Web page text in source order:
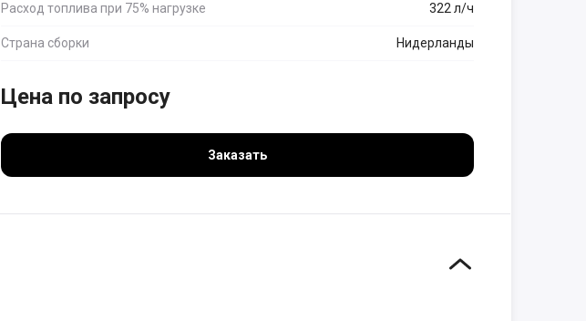
Расход топлива при 75% нагрузке 322 л/ч
Страна сборки Нидерланды
Цена по запросу
Заказать